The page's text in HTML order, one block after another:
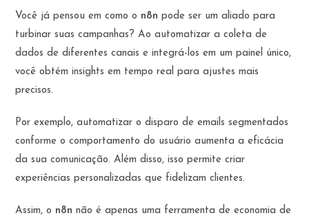
Você já pensou em como o n8n pode ser um aliado para
turbinar suas campanhas? Ao automatizar a coleta de
dados de diferentes canais e integrá-los em um painel único,
você obtém insights em tempo real para ajustes mais
precisos.
Por exemplo, automatizar o disparo de emails segmentados
conforme o comportamento do usuário aumenta a eficácia
da sua comunicação. Além disso, isso permite criar
experiências personalizadas que fidelizam clientes.
Assim, o n8n não é apenas uma ferramenta de economia de